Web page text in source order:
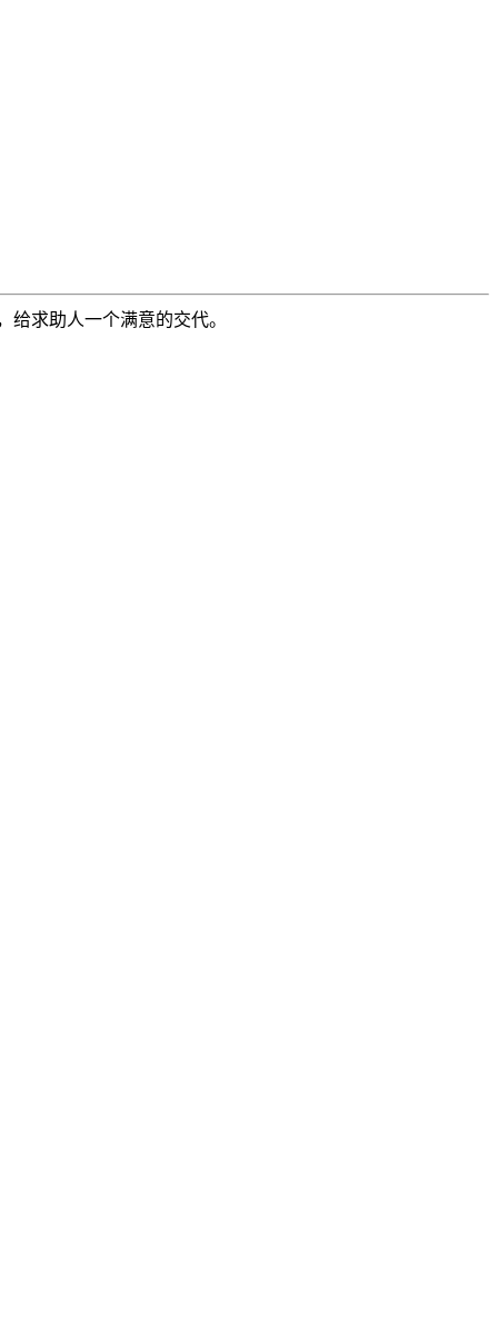
求助人一个满意的交代。